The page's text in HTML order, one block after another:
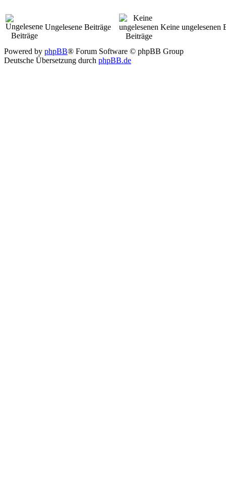
Ungelesene Beiträge Keine ungelesenen
Powered by phpBB® Forum Software © phpBB Group
Deutsche Übersetzung durch phpBB.de